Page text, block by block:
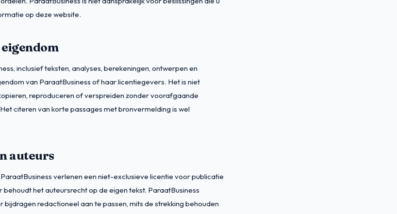
op deze website.
inclusief teksten, analyses, berekeningen, ontwerpen en
van ParaatBusiness of haar licentiegevers. Het is niet
reproduceren of verspreiden zonder voorafgaande
citeren van korte passages met bronvermelding is wel
auteurs
verlenen een niet-exclusieve licentie voor publicatie
het auteursrecht op de eigen tekst. ParaatBusiness
bijdragen redactioneel aan te passen, mits de strekking behouden